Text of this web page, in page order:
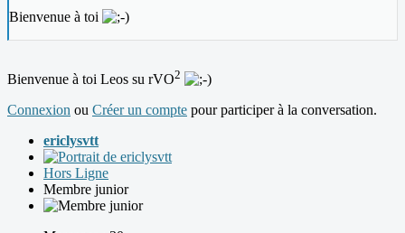
Bienvenue à toi
Bienvenue à toi Leos su rVO2
Connexion ou Créer un compte pour participer à la conversation.
ericlysvtt
Hors Ligne
Membre junior